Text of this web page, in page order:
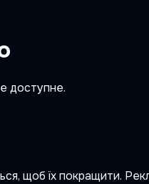
доступне.
щоб їх покращити.